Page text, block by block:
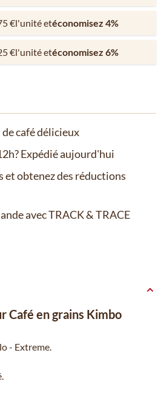
€l'unité etéconomisez 4%
€l'unité etéconomisez 6%
café délicieux
Expédié aujourd'hui
et obtenez des réductions
avec TRACK & TRACE
Café en grains Kimbo
- Extreme.